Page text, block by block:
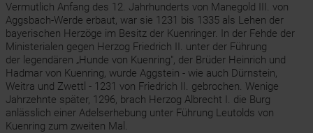
Vermutlich Anfang des 12. Jahrhunderts von Manegold III. von
Aggsbach-Werde erbaut, war sie 1231 bis 1335 als Lehen der
bayerischen Herzöge im Besitz der Kuenringer. In der Fehde der
Ministerialen gegen Herzog Friedrich II. unter der Führung
der legendären „Hunde von Kuenring", der Brüder Heinrich und
Hadmar von Kuenring, wurde Aggstein - wie auch Dürnstein,
Weitra und Zwettl - 1231 von Friedrich II. gebrochen. Wenige
Jahrzehnte später, 1296, brach Herzog Albrecht I. die Burg
anlässlich einer Adelserhebung unter Führung Leutolds von
Kuenring zum zweiten Mal.